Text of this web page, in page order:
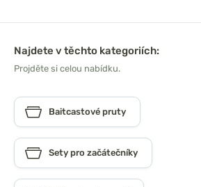
Najdete v těchto kategoriích:
Projděte si celou nabídku.
Baitcastové pruty
Sety pro začátečníky